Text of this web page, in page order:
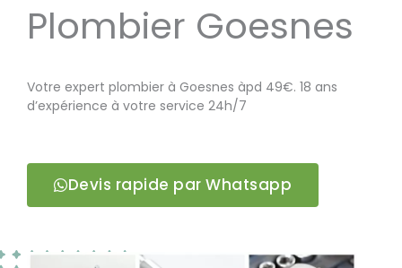
Plombier Goesnes
Votre expert plombier à Goesnes àpd 49€. 18 ans
d’expérience à votre service 24h/7
Devis rapide par Whatsapp